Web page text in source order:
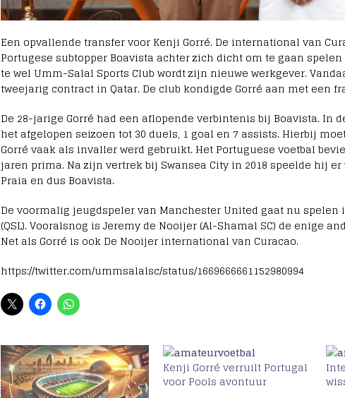
Een opvallende transfer voor Kenji Gorré. De international van
Portugese subtopper Boavista achter zich dicht om te gaan
te wel Umm-Salal Sports Club wordt zijn nieuwe werkgever.
tweejarig contract in Qatar. De club kondigde Gorré aan met een
De 28-jarige Gorré had een aflopende verbintenis bij Boavista. In
het afgelopen seizoen tot 30 duels, 1 goal en 7 assists. Hierbij
Gorré vaak als invaller werd gebruikt. Het Portuguese voetbal
jaren prima. Na zijn vertrek bij Swansea City in 2018 speelde hij
Praia en dus Boavista.
De voormalig jeugdspeler van Manchester United gaat nu spelen
(QSL). Vooralsnog is Jeremy de Nooijer (Al-Shamal SC) de enige
Net als Gorré is ook De Nooijer international van Curacao.
https://twitter.com/ummsalalsc/status/1669666661152980994
Kenji Gorré verruilt Portugal
voor Pools avontuur